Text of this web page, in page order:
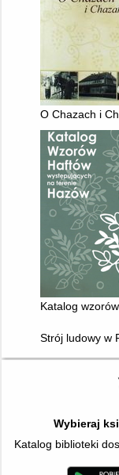
O Chazach i
Katalog
Strój ludowy w
Wybieraj
Katalog biblioteki